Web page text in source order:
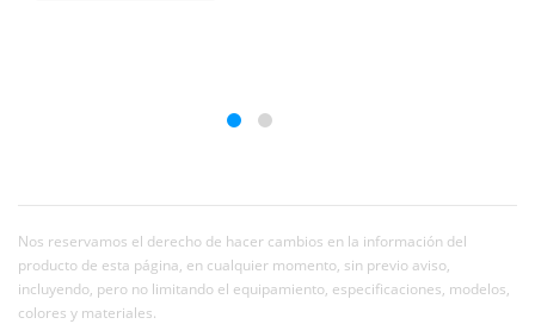
Nos reservamos el derecho de hacer cambios en la información del
producto de esta página, en cualquier momento, sin previo aviso,
incluyendo, pero no limitando el equipamiento, especificaciones, modelos,
colores y materiales.